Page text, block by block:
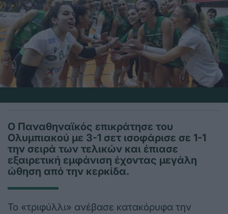
Ο Παναθηναϊκός επικράτησε του
Ολυμπιακού με 3-1 σετ ισοφάρισε σε 1-1
την σειρά των τελικών και έπιασε
εξαιρετική εμφάνιση έχοντας μεγάλη
ώθηση από την κερκίδα.
Το «τριφύλλι» ανέβασε κατακόρυφα την